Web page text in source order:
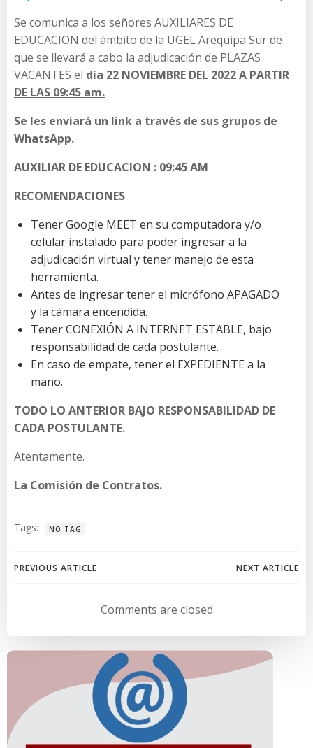
Se comunica a los señores AUXILIARES DE
EDUCACION del ámbito de la UGEL Arequipa Sur de
que se llevará a cabo la adjudicación de PLAZAS
VACANTES el día 22 NOVIEMBRE DEL 2022 A PARTIR
DE LAS 09:45 am.
Se les enviará un link a través de sus grupos de
WhatsApp.
AUXILIAR DE EDUCACION : 09:45 AM
RECOMENDACIONES
Tener Google MEET en su computadora y/o
celular instalado para poder ingresar a la
adjudicación virtual y tener manejo de esta
herramienta.
Antes de ingresar tener el micrófono APAGADO
y la cámara encendida.
Tener CONEXIÓN A INTERNET ESTABLE, bajo
responsabilidad de cada postulante.
En caso de empate, tener el EXPEDIENTE a la
mano.
TODO LO ANTERIOR BAJO RESPONSABILIDAD DE
CADA POSTULANTE.
Atentamente.
La Comisión de Contratos.
Tags: NO TAG
Navegación
entradas
PREVIOUS ARTICLE
Navegación
de
entradas
NEXT ARTICLE
Comments are closed